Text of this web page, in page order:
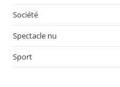
Société
Spectacle nu
Sport